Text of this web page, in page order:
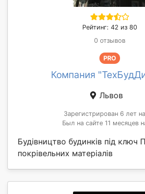
Рейтинг: 42 из 80
0 отзывов
PRO
Компания
Львов
Зарегистрирован 6 лет
Был на сайте 11 месяцев
Будівництво будинків під ключ
покрівельних матеріалів